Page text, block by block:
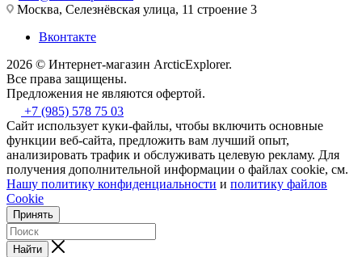
Москва, Селезнёвская улица, 11 строение 3
Вконтакте
2026 © Интернет-магазин АrcticExplorer.
Все права защищены.
Предложения не являются офертой.
+7 (985) 578 75 03
Сайт использует куки-файлы, чтобы включить основные
функции веб-сайта, предложить вам лучший опыт,
анализировать трафик и обслуживать целевую рекламу. Для
получения дополнительной информации о файлах cookie, см.
Нашу политику конфиденциальности и политику файлов
Cookie
Принять
Найти